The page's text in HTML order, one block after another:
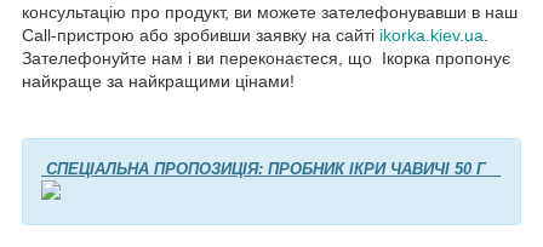
консультацію про продукт, ви можете зателефонувавши в наш
Call-пристрою або зробивши заявку на сайті ikorka.kiev.ua
Зателефонуйте нам і ви переконаєтеся, що Ікорка пропонує
найкраще за найкращими цінами!
СПЕЦІАЛЬНА ПРОПОЗИЦІЯ: ПРОБНИК ІКРИ ЧАВИЧІ 50 Г